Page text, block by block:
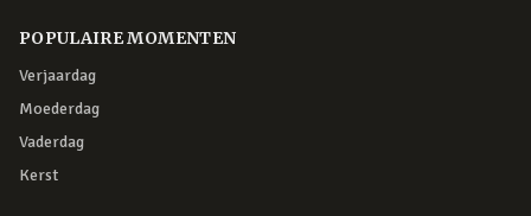
POPULAIRE MOMENTEN
Verjaardag
Moederdag
Vaderdag
Kerst